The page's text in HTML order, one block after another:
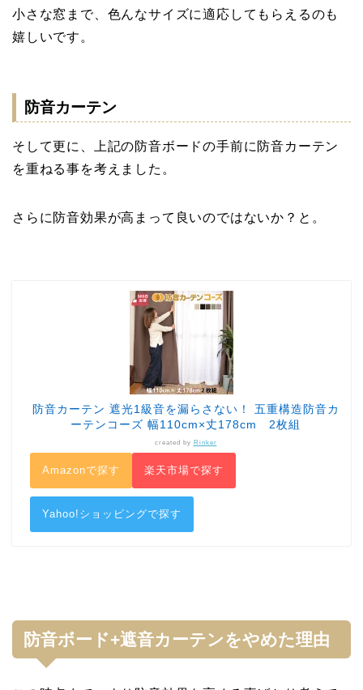
小さな窓まで、色んなサイズに適応してもらえるのも
嬉しいです。
防音カーテン
そして更に、上記の防音ボードの手前に防音カーテン
を重ねる事を考えました。
さらに防音効果が高まって良いのではないか？と。
防音カーテン 遮光1級音を漏らさない！ 五重構造防音カ
ーテンコーズ 幅110cm×丈178cm 2枚組
created by Rinker
Amazonで探す 楽天市場で探す
Yahoo!ショッピングで探す
防音ボード+遮音カーテンをやめた理由